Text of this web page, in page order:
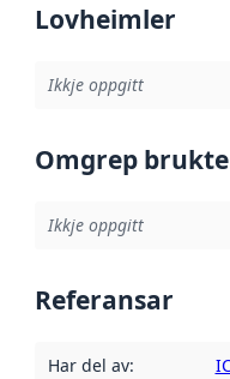
Lovheimler
Ikkje oppgitt
Omgrep
Ikkje oppgitt
Referansar
Har del av: